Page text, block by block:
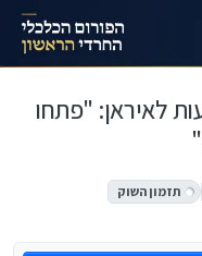
של 48 שעות לאיראן: "פתחו
תזמון השוק